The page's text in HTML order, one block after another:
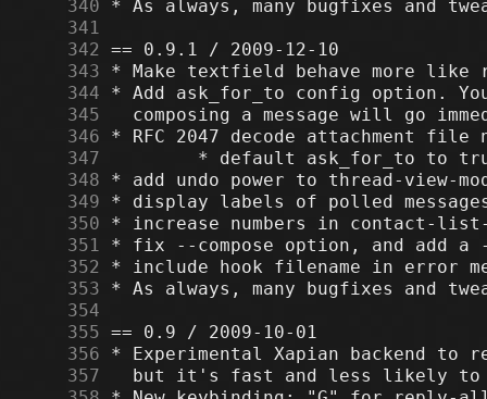
    340
    341
    342
    343
    344
    345
    346
    347
    348
    349
    350
    351
    352
    353
    354
    355
    356
    357